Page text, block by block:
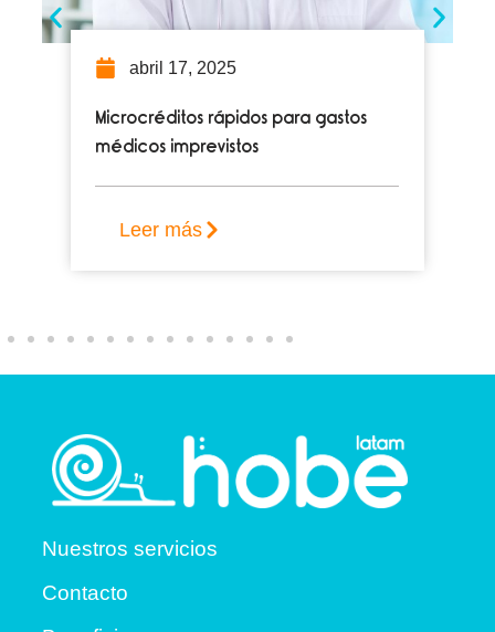
abril 17, 2025
Microcréditos rápidos para gastos
médicos imprevistos
Leer más
Nuestros servicios
Contacto